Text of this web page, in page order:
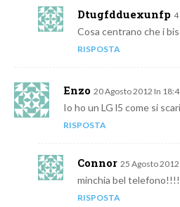
Dtugfdduexunfp 4
Cosa centrano che i
RISPOSTA
Enzo 20 Agosto 2012 In
Io ho un LG l5 come si
RISPOSTA
Connor 25 Agosto
minchia bel
RISPOSTA